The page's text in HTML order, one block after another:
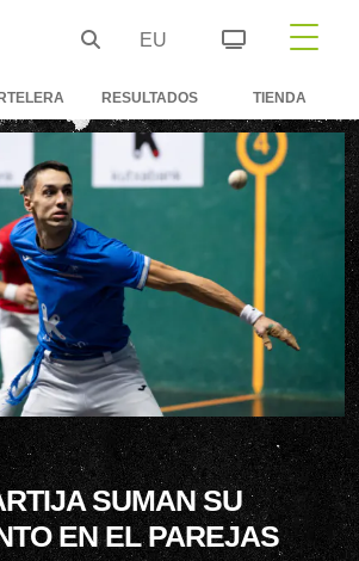
EU
RESULTADOS TIENDA
SUMAN SU
EN EL PAREJAS